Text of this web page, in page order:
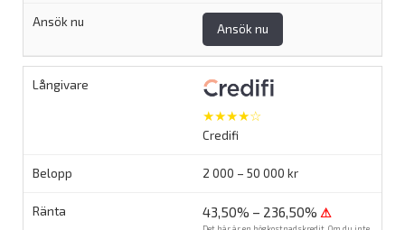
Ansök nu
★★★★☆
Credifi
2 000 – 50 000 kr
43,50% – 236,50% ⚠